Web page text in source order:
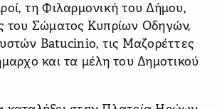
τη Φιλαρμονική του Δήμου,
του Σώματος Κυπρίων Οδηγών,
Batucinio, τις Μαζορέττες
και τα μέλη του Δημοτικού